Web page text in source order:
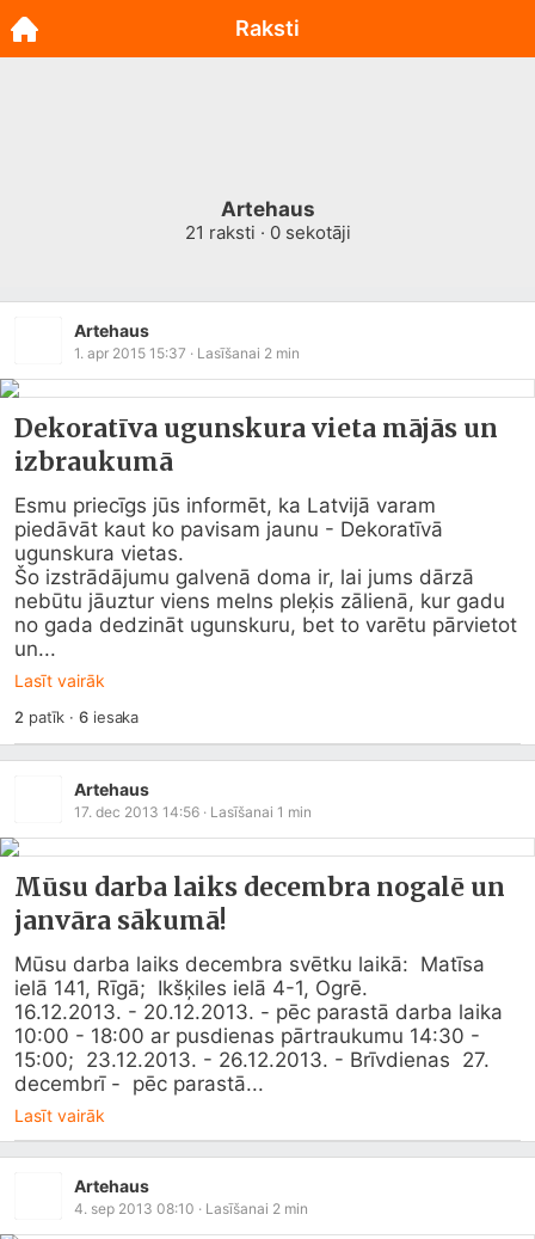
Artehaus
21 raksti · 0sekotāji
Artehaus
1. apr 2015 15:37 · Lasīšanai 2 min
Dekoratīva ugunskura vieta mājās un
izbraukumā
Esmu priecīgs jūs informēt, ka Latvijā varam
piedāvāt kaut ko pavisam jaunu - Dekoratīvā
ugunskura vietas.
Šo izstrādājumu galvenā doma ir, lai jums dārzā
nebūtu jāuztur viens melns pleķis zālienā, kur gadu
no gada dedzināt ugunskuru, bet to varētu pārvietot
un...
Lasīt vairāk
2 patīk ·6iesaka
Artehaus
17. dec 2013 14:56 · Lasīšanai 1 min
Mūsu darba laiks decembra nogalē un
janvāra sākumā!
Mūsu darba laiks decembra svētku laikā:  Matīsa
ielā 141, Rīgā;  Ikšķiles ielā 4-1, Ogrē.
16.12.2013. - 20.12.2013. - pēc parastā darba laika
10:00 - 18:00 ar pusdienas pārtraukumu 14:30 -
15:00;  23.12.2013. - 26.12.2013. - Brīvdienas  27.
decembrī -  pēc parastā...
Lasīt vairāk
Artehaus
4. sep 2013 08:10 · Lasīšanai 2 min
Raksti